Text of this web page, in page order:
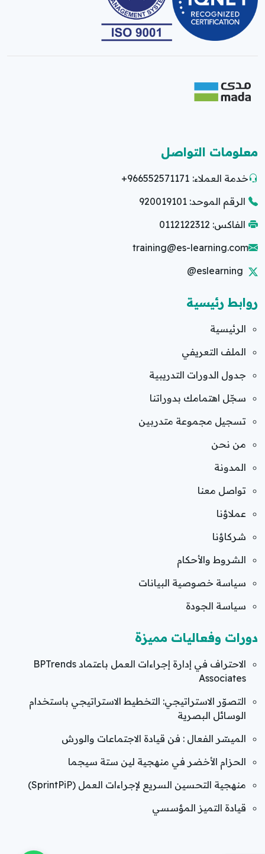
معلومات التواصل
خدمة العملاء: +966552571171
الرقم الموحد: 920019101
الفاكس: 0112122312
training@es-learning.com
@eslearning
روابط رئيسية
الرئيسية
الملف التعريفي
جدول الدورات التدريبية
سجّل اهتمامك بدوراتنا
تسجيل مجموعة متدربين
من نحن
المدونة
تواصل معنا
عملاؤنا
شركاؤنا
الشروط والأحكام
سياسة خصوصية البيانات
سياسة الجودة
دورات وفعاليات مميزة
الاحتراف في إدارة إجراءات العمل باعتماد BPTrends
Associates
التصوّر الاستراتيجي: التخطيط الاستراتيجي باستخدام
الوسائل البصرية
الميسّر الفعال : فن قيادة الاجتماعات والورش
الحزام الأخضر في منهجية لين ستة سيجما
منهجية التحسين السريع لإجراءات العمل (SprintPiP)
قيادة التميز المؤسسي